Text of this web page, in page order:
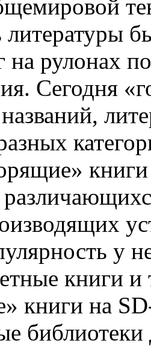
литературы
на рулонах
Сегодня
у
книги
книги на